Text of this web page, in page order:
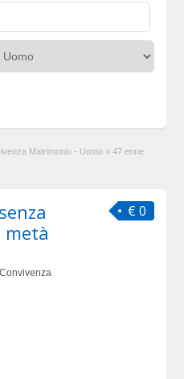
Matrimonio - Uomo » 47 enne
€ 0
metà
Convivenza